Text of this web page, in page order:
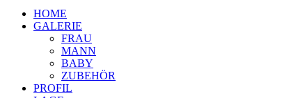
HOME
GALERIE
FRAU
MANN
BABY
ZUBEHÖR
PROFIL